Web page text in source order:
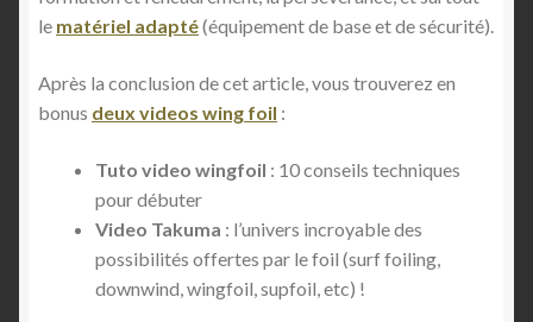
le matériel adapté(équipement de base et de sécurité).
Après la conclusion de cet article, vous trouverez en
bonus deux videos wing foil :
Tuto video wingfoil : 10 conseils techniques
pour débuter
Video Takuma : l’univers incroyable des
possibilités offertes par le foil (surf foiling,
downwind, wingfoil, supfoil, etc) !